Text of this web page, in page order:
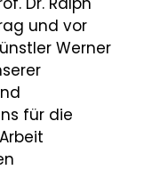
und vor
Werner
für die